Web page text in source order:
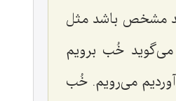
مشخص باشد مثل
می‌گوید خُب برویم
آوردیم می‌رویم. خُب